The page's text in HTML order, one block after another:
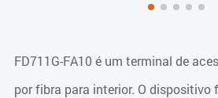
FD711G-FA10 é um terminal de
por fibra para interior. O dispositivo